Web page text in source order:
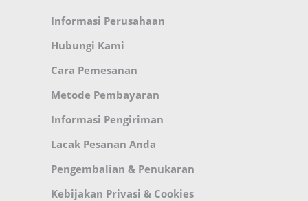
Informasi Perusahaan
Hubungi Kami
Cara Pemesanan
Metode Pembayaran
Informasi Pengiriman
Lacak Pesanan Anda
Pengembalian & Penukaran
Kebijakan Privasi & Cookies